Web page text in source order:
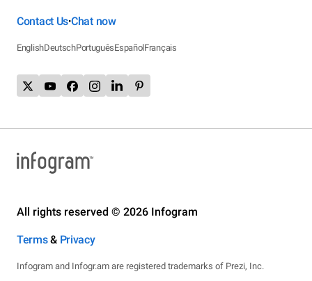
Contact Us•Chat now
EnglishDeutschPortuguêsEspañolFrançais
All rights reserved © 2026 Infogram
Terms& Privacy
Infogram and Infogr.am are registered trademarks of Prezi, Inc.